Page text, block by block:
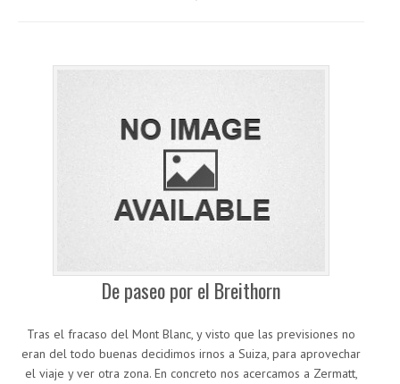
De paseo por el Breithorn
Tras el fracaso del Mont Blanc, y visto que las previsiones no
eran del todo buenas decidimos irnos a Suiza, para aprovechar
el viaje y ver otra zona. En concreto nos acercamos a Zermatt,